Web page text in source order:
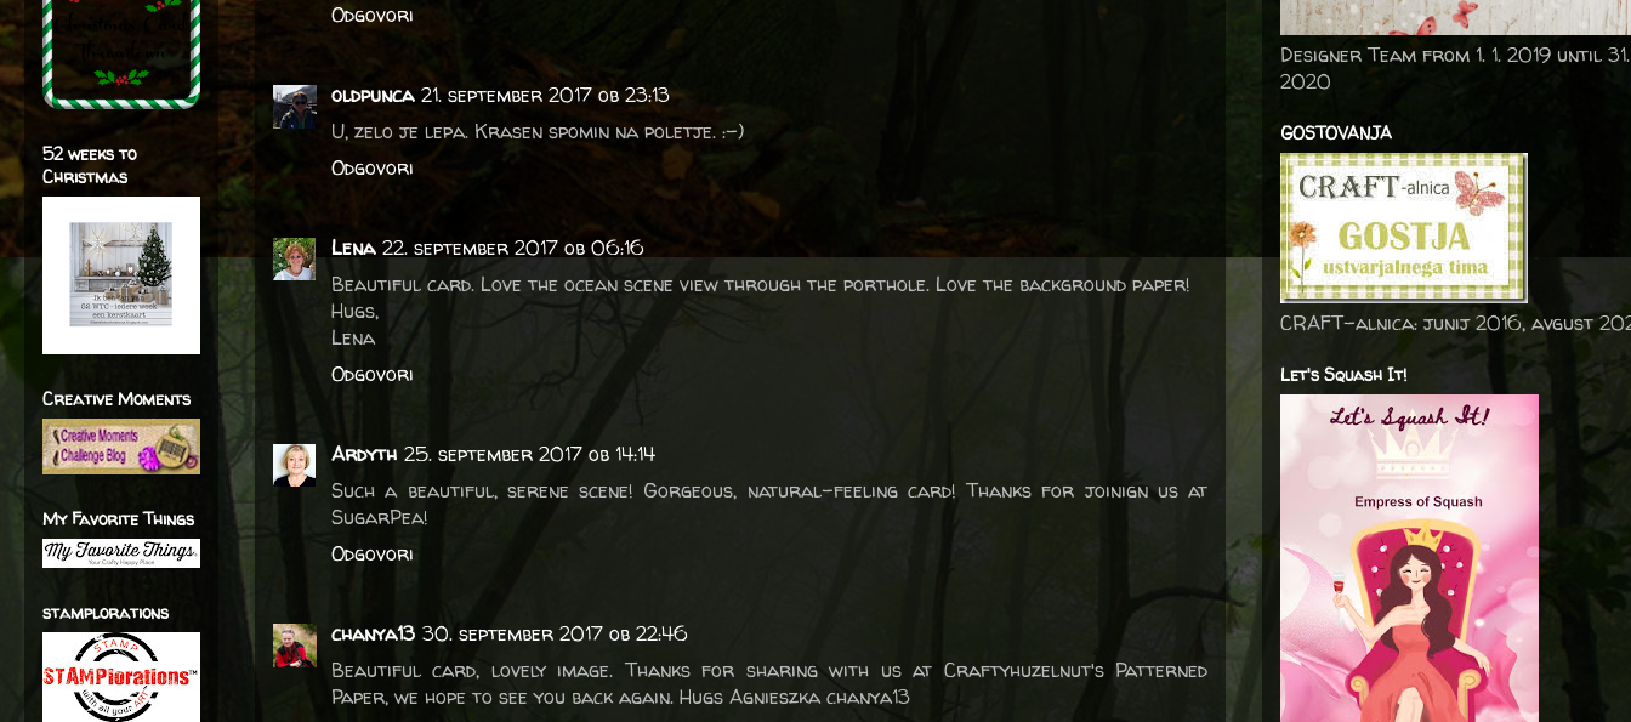
Odgovori
oldpunca 21. september 2017 ob 23:13
U, zelo je lepa. Krasen spomin na poletje. :-)
Odgovori
Lena 22. september 2017 ob 06:16
Beautiful card. Love the ocean scene view through the porthole. Love the background paper!
Hugs,
Lena
Odgovori
Ardyth 25. september 2017 ob 14:14
Such a beautiful, serene scene! Gorgeous, natural-feeling card! Thanks for joinign us at
SugarPea!
Odgovori
chanya13 30. september 2017 ob 22:46
Beautiful card, lovely image. Thanks for sharing with us at Craftyhuzelnut's Patterned
Paper, we hope to see you back again. Hugs Agnieszka chanya13
52 weeks to
Christmas
Creative Moments
My Favorite Things
stamplorations
Designer Team from 1. 1. 2019 until
2020
GOSTOVANJA
CRAFT-alnica: junij 2016, avgust
Let's Squash It!